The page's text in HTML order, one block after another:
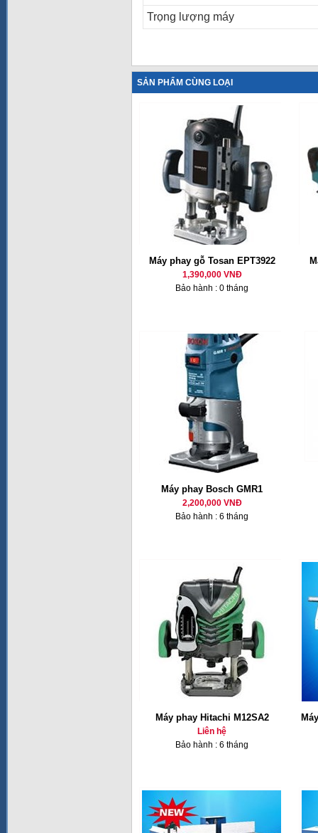
Trọng lượng máy
SẢN PHẨM CÙNG LOẠI
Máy phay gỗ Tosan EPT3922
1,390,000 VNĐ
Bảo hành : 0 tháng
Máy phay Bosch GMR1
2,200,000 VNĐ
Bảo hành : 6 tháng
Máy phay Hitachi M12SA2
Liên hệ
Bảo hành : 6 tháng